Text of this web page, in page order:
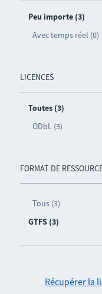
Peu importe (3)
Avec temps réel (0)
LICENCES
Toutes (3)
ODbL (3)
FORMAT DE
Tous (3)
GTFS (3)
Récupérer la